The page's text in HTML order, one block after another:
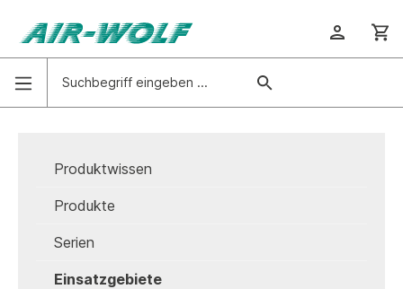
Produktwissen
Produkte
Serien
Einsatzgebiete